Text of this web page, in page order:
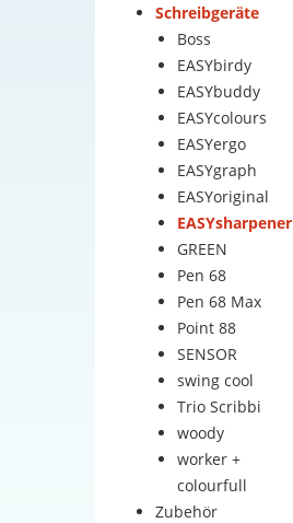
Schreibgeräte
Boss
EASYbirdy
EASYbuddy
EASYcolours
EASYergo
EASYgraph
EASYoriginal
EASYsharpener
GREEN
Pen 68
Pen 68 Max
Point 88
SENSOR
swing cool
Trio Scribbi
woody
worker +
colourfull
Zubehör